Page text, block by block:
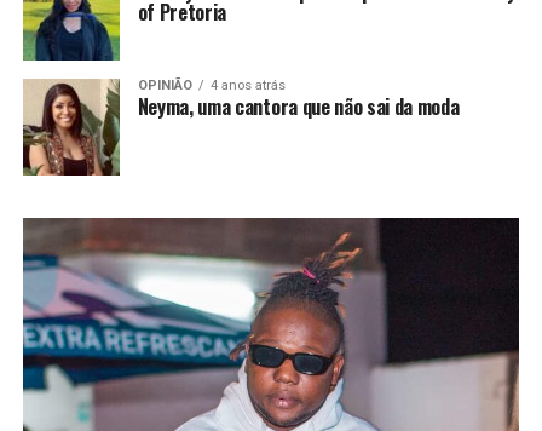
of Pretoria
OPINIÃO 4 anos atrás
Neyma, uma cantora que não sai da moda